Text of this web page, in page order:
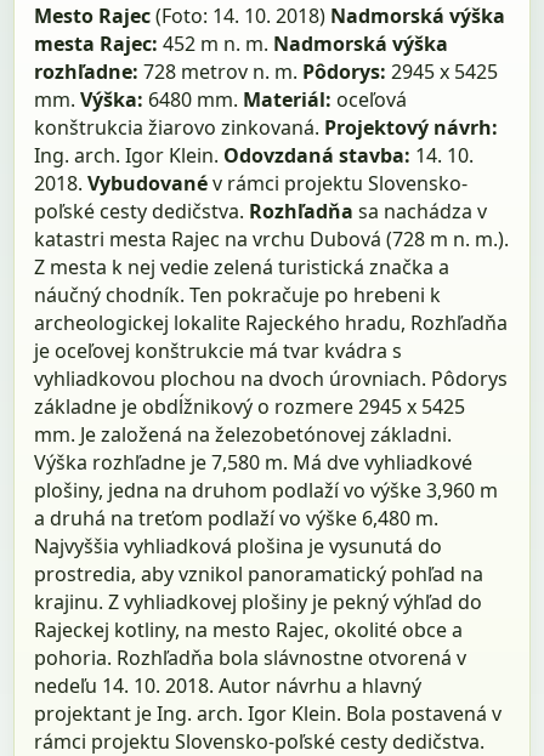
Mesto Rajec(Foto: 14. 10. 2018) Nadmorská výška
mesta Rajec: 452 m n. m. Nadmorská výška
rozhľadne:728 metrov n. m. Pôdorys: 2945 x 5425
mm.Výška: 6480 mm. Materiál: oceľová
konštrukcia žiarovo zinkovaná. Projektový návrh:
Ing. arch. Igor Klein. Odovzdaná stavba: 14. 10.
2018.Vybudovanév rámci projektu Slovensko-
poľské cesty dedičstva. Rozhľadňa sa nachádza v
katastri mesta Rajec na vrchu Dubová (728 m n. m.).
Z mesta k nej vedie zelená turistická značka a
náučný chodník. Ten pokračuje po hrebeni k
archeologickej lokalite Rajeckého hradu, Rozhľadňa
je oceľovej konštrukcie má tvar kvádra s
vyhliadkovou plochou na dvoch úrovniach. Pôdorys
základne je obdĺžnikový o rozmere 2945 x 5425
mm. Je založená na železobetónovej základni.
Výška rozhľadne je 7,580 m. Má dve vyhliadkové
plošiny, jedna na druhom podlaží vo výške 3,960 m
a druhá na treťom podlaží vo výške 6,480 m.
Najvyššia vyhliadková plošina je vysunutá do
prostredia, aby vznikol panoramatický pohľad na
krajinu. Z vyhliadkovej plošiny je pekný výhľad do
Rajeckej kotliny, na mesto Rajec, okolité obce a
pohoria. Rozhľadňa bola slávnostne otvorená v
nedeľu 14. 10. 2018. Autor návrhu a hlavný
projektant je Ing. arch. Igor Klein. Bola postavená v
rámci projektu Slovensko-poľské cesty dedičstva.